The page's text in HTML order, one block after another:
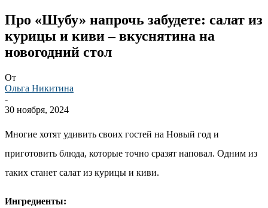
Про «Шубу» напрочь забудете: салат из
курицы и киви – вкуснятина на
новогодний стол
От
Ольга Никитина
-
30 ноября, 2024
Многие хотят удивить своих гостей на Новый год и
приготовить блюда, которые точно сразят наповал. Одним из
таких станет салат из курицы и киви.
Ингредиенты: